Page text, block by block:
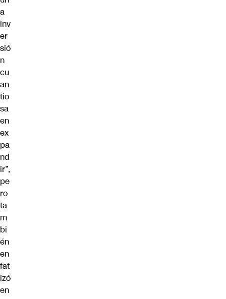
a
inv
er
sió
n
cu
an
tio
sa
en
ex
pa
nd
ir”,
pe
ro
ta
m
bi
én
en
fat
izó
en